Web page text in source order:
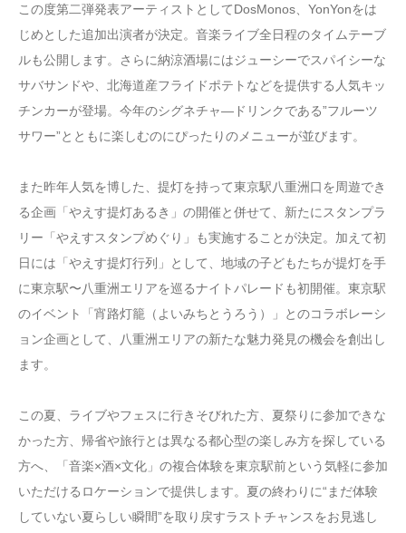
この度第二弾発表アーティストとしてDosMonos、YonYonをは
じめとした追加出演者が決定。音楽ライブ全日程のタイムテーブ
ルも公開します。さらに納涼酒場にはジューシーでスパイシーな
サバサンドや、北海道産フライドポテトなどを提供する人気キッ
チンカーが登場。今年のシグネチャ―ドリンクである”フルーツ
サワー”とともに楽しむのにぴったりのメニューが並びます。
また昨年人気を博した、提灯を持って東京駅八重洲口を周遊でき
る企画「やえす提灯あるき」の開催と併せて、新たにスタンプラ
リー「やえすスタンプめぐり」も実施することが決定。加えて初
日には「やえす提灯行列」として、地域の子どもたちが提灯を手
に東京駅〜八重洲エリアを巡るナイトパレードも初開催。東京駅
のイベント「宵路灯籠（よいみちとうろう）」とのコラボレーシ
ョン企画として、八重洲エリアの新たな魅力発見の機会を創出し
ます。
この夏、ライブやフェスに行きそびれた方、夏祭りに参加できな
かった方、帰省や旅行とは異なる都心型の楽しみ方を探している
方へ、「音楽×酒×文化」の複合体験を東京駅前という気軽に参加
いただけるロケーションで提供します。夏の終わりに“まだ体験
していない夏らしい瞬間”を取り戻すラストチャンスをお見逃し